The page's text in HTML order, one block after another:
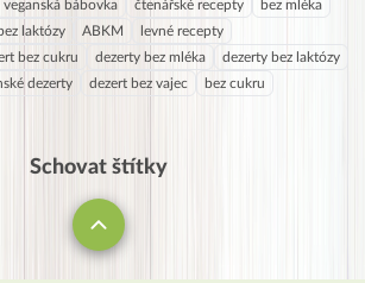
veganská bábovka čtenářské recepty
bez mléka
bez laktózy ABKM
levné recepty
bez cukru dezerty bez mléka
dezerty bez laktózy
dezerty dezert bez vajec
bez cukru
Schovat štítky